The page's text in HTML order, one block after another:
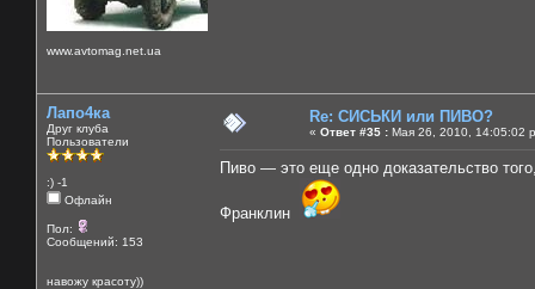
www.avtomag.net.ua
Лапо4ка
Друг клуба
Пользователи
:) -1
Офлайн
Пол:
Сообщений: 153
навожу красоту))
Re: СИСЬКИ или ПИВО?
« Ответ #35 : Мая 26, 2010, 14:05:02
Пиво — это еще одно доказательство
Франклин